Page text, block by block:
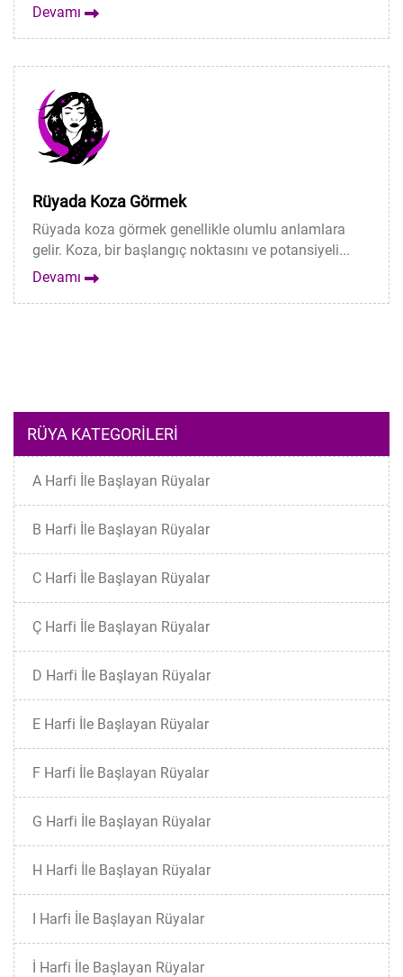
Devamı
Rüyada Koza Görmek
Rüyada koza görmek genellikle olumlu anlamlara
gelir. Koza, bir başlangıç ​​noktasını ve potansiyeli...
Devamı
RÜYA KATEGORILERI
A Harfi İle Başlayan Rüyalar
B Harfi İle Başlayan Rüyalar
C Harfi İle Başlayan Rüyalar
Ç Harfi İle Başlayan Rüyalar
D Harfi İle Başlayan Rüyalar
E Harfi İle Başlayan Rüyalar
F Harfi İle Başlayan Rüyalar
G Harfi İle Başlayan Rüyalar
H Harfi İle Başlayan Rüyalar
I Harfi İle Başlayan Rüyalar
İ Harfi İle Başlayan Rüyalar